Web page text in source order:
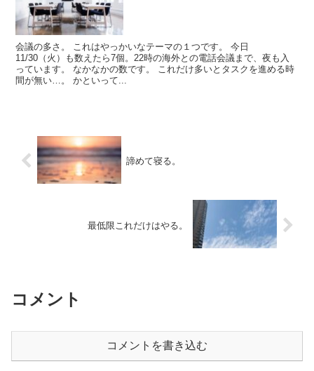
会議の多さ。 これはやっかいなテーマの１つです。 今日
11/30（火）も数えたら7個。22時の海外との電話会議まで、夜も入
っています。 なかなかの数です。 これだけ多いとタスクを進める時
間が無い…。 かといって...
諦めて寝る。
最低限これだけはやる。
コメント
コメントを書き込む